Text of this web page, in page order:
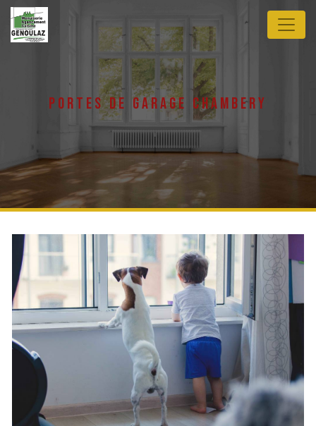
Panneau de gestion des cookies
portes de garage chambery